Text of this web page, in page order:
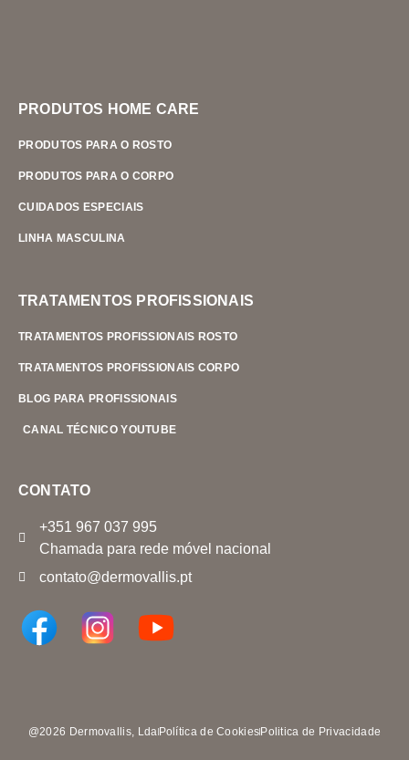
PRODUTOS HOME CARE
PRODUTOS PARA O ROSTO
PRODUTOS PARA O CORPO
CUIDADOS ESPECIAIS
LINHA MASCULINA
TRATAMENTOS PROFISSIONAIS
TRATAMENTOS PROFISSIONAIS ROSTO
TRATAMENTOS PROFISSIONAIS CORPO
BLOG PARA PROFISSIONAIS
CANAL TÉCNICO YOUTUBE
CONTATO
+351 967 037 995
Chamada para rede móvel nacional
contato@dermovallis.pt
@2026 Dermovallis, LdaPolítica de CookiesPolitica de Privacidade